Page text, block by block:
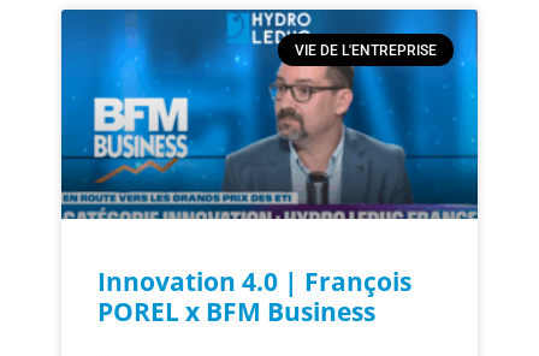
VIE DE L'ENTREPRISE
Innovation 4.0 | François
POREL x BFM Business